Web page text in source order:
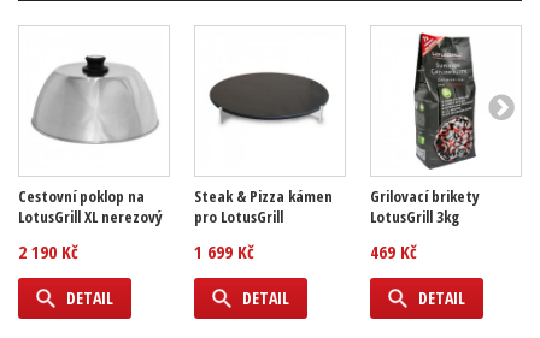
Cestovní poklop na
LotusGrill XL nerezový
2 190 Kč
DETAIL
Steak & Pizza kámen
pro LotusGrill
1 699 Kč
DETAIL
Grilovací brikety
LotusGrill 3kg
469 Kč
DETAIL